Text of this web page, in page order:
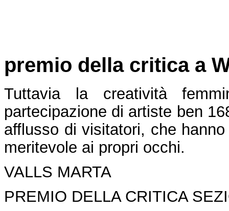
premio della critica a
Tuttavia la creatività
partecipazione di artiste ben
afflusso di visitatori, che
meritevole ai propri occhi.
VALLS MARTA
PREMIO DELLA CRITICA